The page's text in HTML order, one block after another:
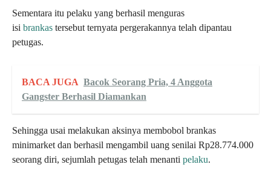
Sementara itu pelaku yang berhasil menguras
isi brankas tersebut ternyata pergerakannya telah dipantau
petugas.
BACA JUGA Bacok Seorang Pria, 4 Anggota
Gangster Berhasil Diamankan
Sehingga usai melakukan aksinya membobol brankas
minimarket dan berhasil mengambil uang senilai Rp28.774.000
seorang diri, sejumlah petugas telah menanti pelaku.